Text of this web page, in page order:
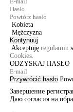
Kobieta
Mężczyzna
Kontynuuj
Akceptuję regulamin
Cookies.
ODZYSKAJ HASŁO
Przywrócić hasło
Завершение
Даю согласия на